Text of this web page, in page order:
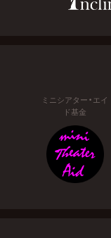
ミニシアター・エイ
ド基金